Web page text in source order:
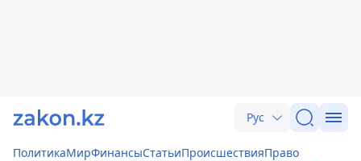
Рус
ПолитикаМирФинансыСтатьиПроисшествияПраво